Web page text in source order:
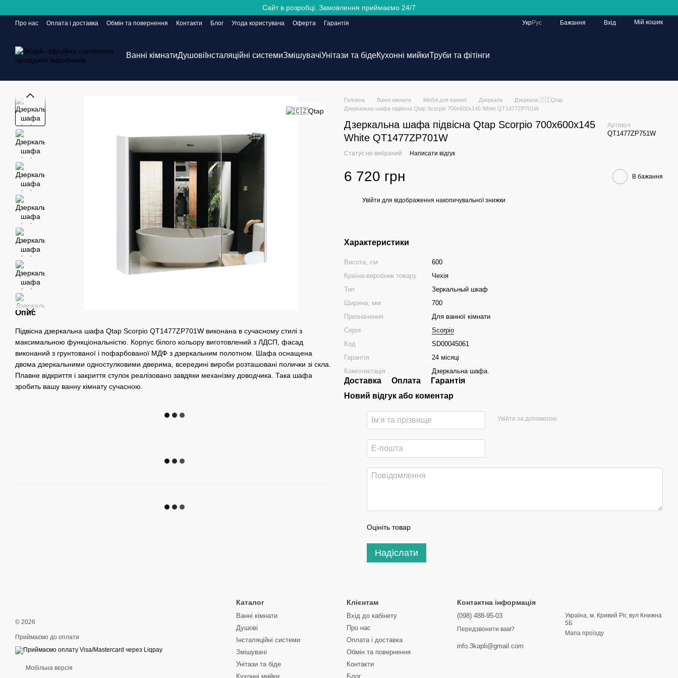
Сайт в розробці. Замовлення приймаємо 24/7
Про нас Оплата і доставка Обмін та повернення Контакти Блог Угода користувача Оферта
Гарантія
УкрРус Бажання Вхід Мій кошик
Ванні кімнатиДушові Інсталяційні системиЗмішувачіУнітази та бідеКухонні мийкиТруби та фітінги
Опис
Підвісна дзеркальна шафа Qtap Scorpio QT1477ZP701W виконана в сучасному стилі з
максимальною функціональністю. Корпус білого кольору виготовлений з ЛДСП, фасад
виконаний з грунтованої і пофарбованої МДФ з дзеркальним полотном. Шафа оснащена
двома дзеркальними одностулковими дверима, всередині вироби розташовані полички зі скла.
Плавне відкриття і закриття стулок реалізовано завдяки механізму доводчика. Така шафа
зробить вашу ванну кімнату сучасною.
Головна Ванні кімнати Меблі для ванної Дзеркала
Дзеркала 🇨🇿Qtap
Дзеркальна шафа підвісна Qtap Scorpio 700х600х145 White QT1477ZP701W
Дзеркальна шафа підвісна Qtap Scorpio 700х600х145
White QT1477ZP701W
Артикул
QT1477ZP751W
Статус не вибраний Написати відгук
6 720 грн В бажання
Увійти для відображення накопичувальної знижки
Характеристики
Висота, см
600
Країна-виробник товару
Чехія
Тип
Зеркальный шкаф
Ширина, мм
700
Призначення
Для ванної кімнати
Серія
Scorpio
Код
SD00045061
Гарантія
24 місяці
Комплектація
Дзеркальна шафа.
Доставка Оплата
Гарантія
Новий відгук або коментар
Увійти за допомогою
Оцініть товар
Надіслати
© 2026
Приймаємо до оплати
Мобільна версія
Каталог
Ванні кімнати
Душові
Інсталяційні системи
Змішувачі
Унітази та біде
Кухонні мийки
Клієнтам
Вхід до кабінету
Про нас
Оплата і доставка
Обмін та повернення
Контакти
Блог
Контактна інформація
(098) 488-95-03
Передзвонити вам?
info.3kapli@gmail.com
Україна, м. Кривий Ріг, вул Книжна
5Б
Мапа проїзду